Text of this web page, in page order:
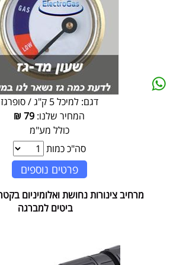
דגם: למיכל 5 ק"ג / סופרגז
המחיר שלנו: 79
₪
כולל מע"מ
סה"כ כמות
פרטים נוספים
מרחיב צינורות נחושת ואלומיניום
ביטים למברגה